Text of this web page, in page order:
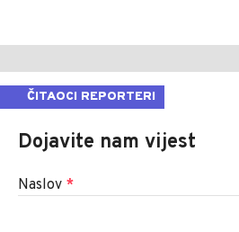
ČITAOCI REPORTERI
Dojavite nam vijest
Naslov *